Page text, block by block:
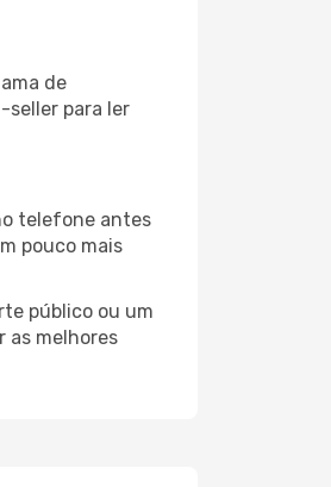
de
seller para ler
telefone antes
pouco mais
público ou um
as melhores